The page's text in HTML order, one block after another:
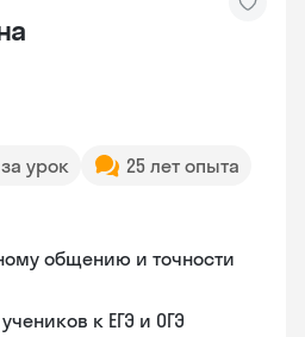
урок
25 лет опыта
общению и точности
к ЕГЭ и ОГЭ